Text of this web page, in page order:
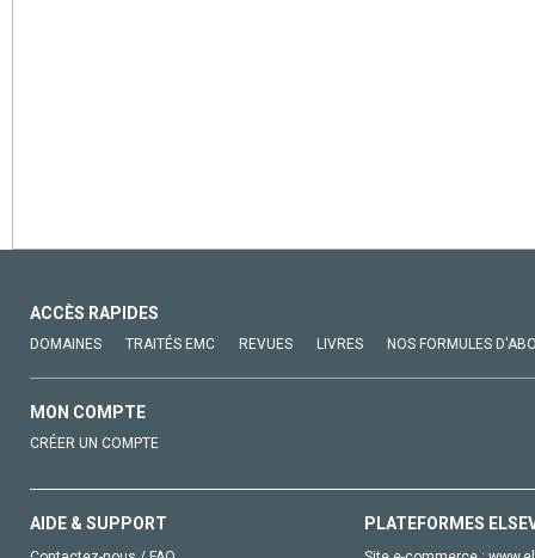
ACCÈS RAPIDES
DOMAINES TRAITÉS EMC REVUES LIVRES NOS FORMULES
MON COMPTE
CRÉER UN COMPTE
AIDE & SUPPORT PLATEFORMES